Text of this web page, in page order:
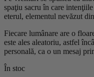
spaţiu sacru în care
eterul, elementul nevăzut
Fiecare lumânare are o
este ales aleatoriu, astfel
personală, ca o un mesaj
În stoc